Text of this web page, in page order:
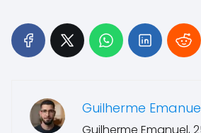
Guilherme